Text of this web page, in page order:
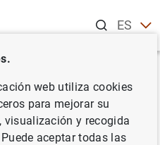
ESEN
25 puntos
web utiliza cookies
para mejorar su
y recogida
aceptar todas las